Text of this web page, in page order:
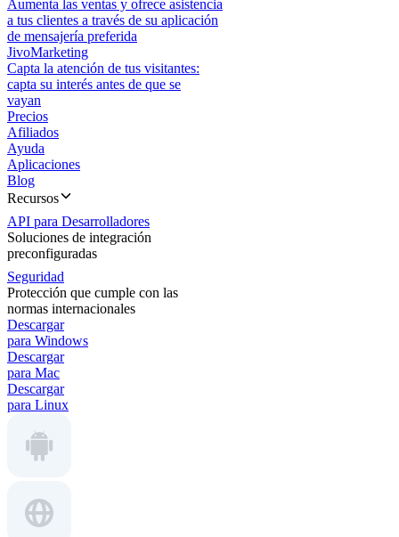
Aumenta las ventas y ofrece asistencia
a tus clientes a través de su aplicación
de mensajería preferida
JivoMarketing
Capta la atención de tus visitantes:
capta su interés antes de que se
vayan
Precios
Afiliados
Ayuda
Aplicaciones
Blog
Recursos
API para Desarrolladores
Soluciones de integración
preconfiguradas
Seguridad
Protección que cumple con las
normas internacionales
Descargar
para Windows
Descargar
para Mac
Descargar
para Linux